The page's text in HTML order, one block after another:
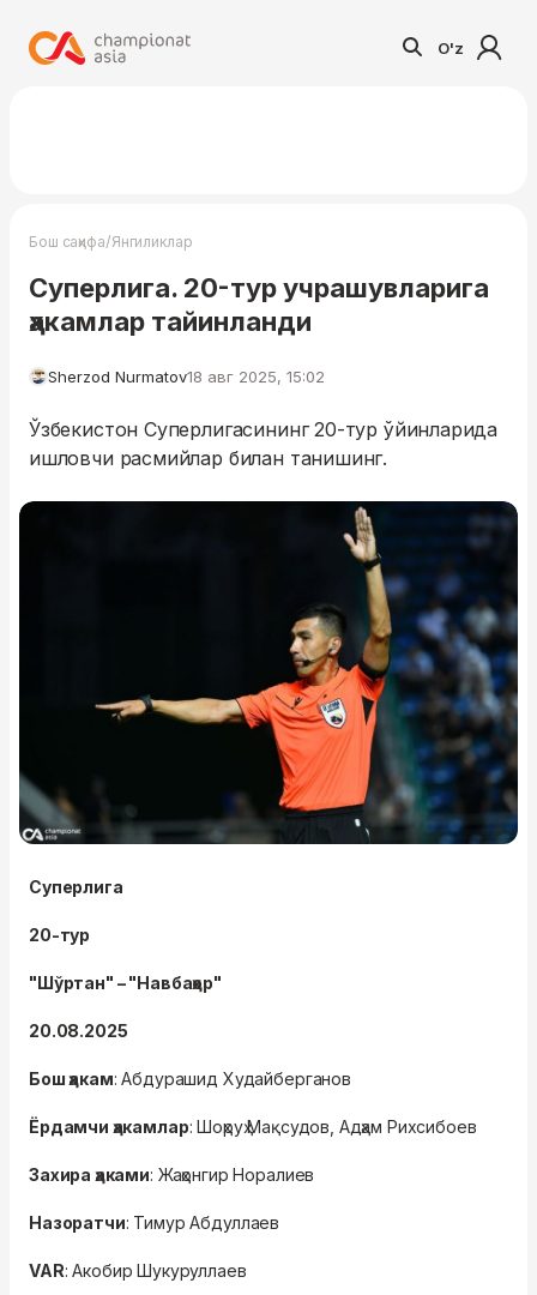
O'z
Бош саҳифа/Янгиликлар
Суперлига. 20-тур учрашувларига
ҳакамлар тайинланди
Sherzod Nurmatov18 авг 2025, 15:02
Ўзбекистон Суперлигасининг 20-тур ўйинларида
ишловчи расмийлар билан танишинг.
Суперлига
20-тур
"Шўртан" – "Навбаҳор"
20.08.2025
Бош ҳакам: Абдурашид Худайберганов
Ёрдамчи ҳакамлар: Шоҳруҳ Мақсудов, Адҳам Рихсибоев
Захира ҳаками: Жаҳонгир Норалиев
Назоратчи: Тимур Абдуллаев
VAR: Акобир Шукуруллаев